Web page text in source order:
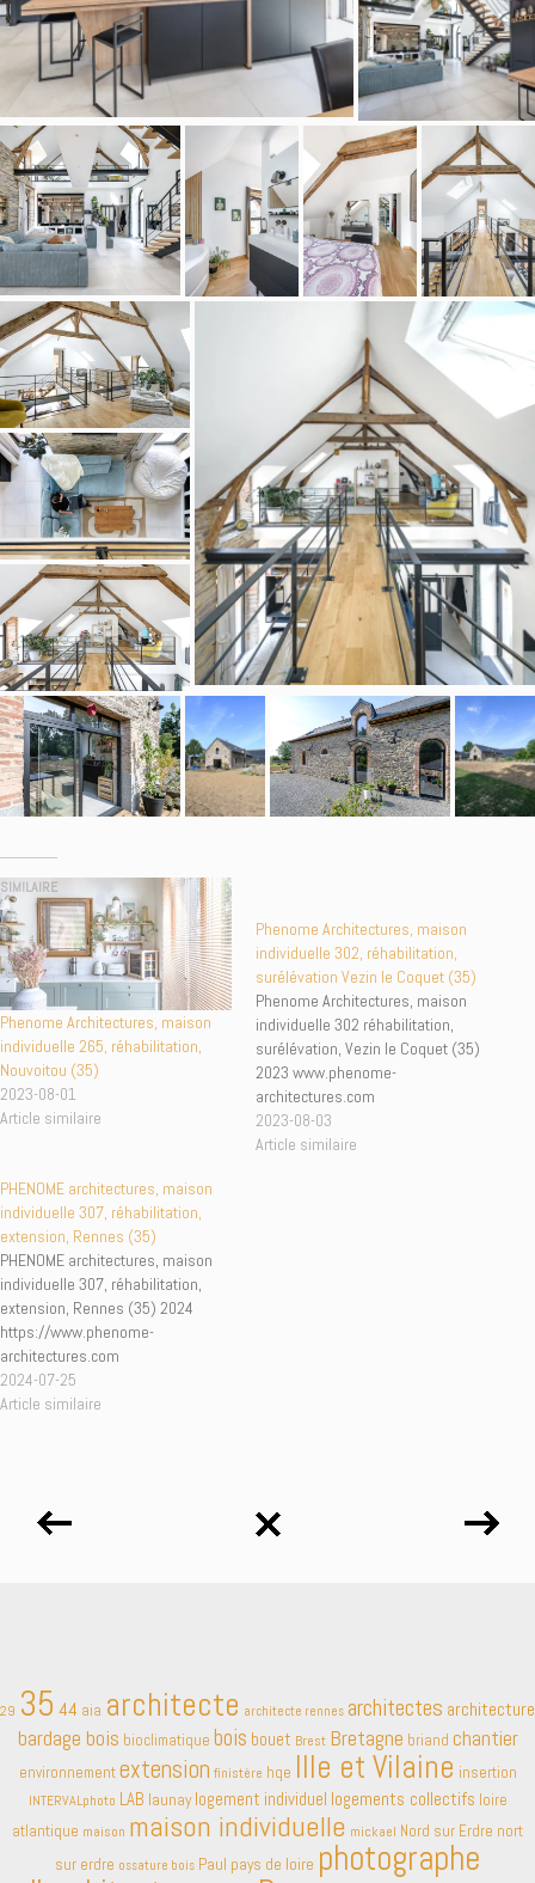
SIMILAIRE
Phenome Architectures, maison
individuelle 265, réhabilitation,
Nouvoitou (35)
2023-08-01
Article similaire
Phenome Architectures, maison
individuelle 302, réhabilitation,
surélévation Vezin le Coquet (35)
Phenome Architectures, maison
individuelle 302 réhabilitation,
surélévation, Vezin le Coquet (35)
2023 www.phenome-
architectures.com
2023-08-03
Article similaire
PHENOME architectures, maison
individuelle 307, réhabilitation,
extension, Rennes (35)
PHENOME architectures, maison
individuelle 307, réhabilitation,
extension, Rennes (35) 2024
https://www.phenome-
architectures.com
2024-07-25
Article similaire
29 35 44 aia architecte architecte rennes architectes architecture
bardage bois bioclimatique bois bouet Brest Bretagne briand chantier
environnement extension finistère hqe Ille et Vilaine insertion
INTERVALphoto LAB launay logement individuel logements collectifs loire
atlantique maison maison individuelle mickael Nord sur Erdre nort
sur erdre ossature bois Paul pays de loire photographe